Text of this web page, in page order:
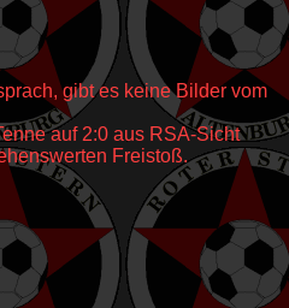
gibt es keine Bilder vom
auf 2:0 aus RSA-Sicht
Freistoß.